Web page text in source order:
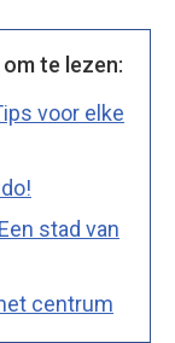
te lezen:
voor elke
stad van
centrum